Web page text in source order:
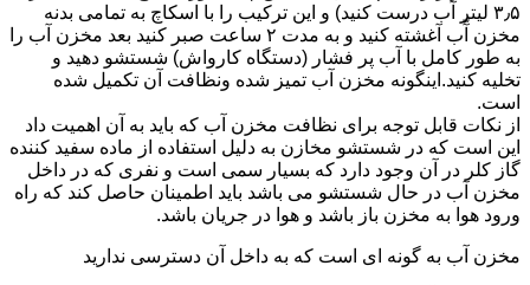
۳٫۵ لیتر آب درست کنید) و این ترکیب را با اسکاچ به تمامی بدنه
مخزن آّب آغشته کنید و به مدت ۲ ساعت صبر کنید بعد مخزن آب را
به طور کامل با آب پر فشار (دستگاه کارواش) شستشو دهید و
تخلیه کنید.اینگونه مخزن آب تمیز شده ونظافت آن تکمیل شده
است.
از نکات قابل توجه برای نظافت مخزن آب که باید به آن اهمیت داد
این است که در شستشو مخازن به دلیل استفاده از ماده سفید کننده
گاز کلر در آن وجود دارد که بسیار سمی است و نفری که در داخل
مخزن آب در حال شستشو می باشد باید اطمینان حاصل کند که راه
ورود هوا به مخزن باز باشد و هوا در جریان باشد.
مخزن آب به گونه ای است که به داخل آن دسترسی ندارید